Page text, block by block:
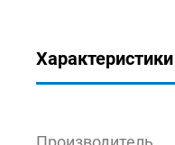
Характеристики